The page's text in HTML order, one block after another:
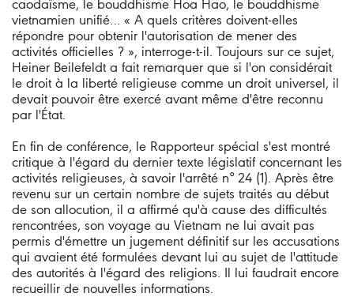
caodaïsme, le bouddhisme Hoa Hao, le bouddhisme
vietnamien unifié… « A quels critères doivent-elles
répondre pour obtenir l'autorisation de mener des
activités officielles ? », interroge-t-il. Toujours sur ce sujet,
Heiner Beilefeldt a fait remarquer que si l'on considérait
le droit à la liberté religieuse comme un droit universel, il
devait pouvoir être exercé avant même d'être reconnu
par l'État.
En fin de conférence, le Rapporteur spécial s'est montré
critique à l'égard du dernier texte législatif concernant les
activités religieuses, à savoir l'arrêté n° 24 (1). Après être
revenu sur un certain nombre de sujets traités au début
de son allocution, il a affirmé qu'à cause des difficultés
rencontrées, son voyage au Vietnam ne lui avait pas
permis d'émettre un jugement définitif sur les accusations
qui avaient été formulées devant lui au sujet de l'attitude
des autorités à l'égard des religions. Il lui faudrait encore
recueillir de nouvelles informations.